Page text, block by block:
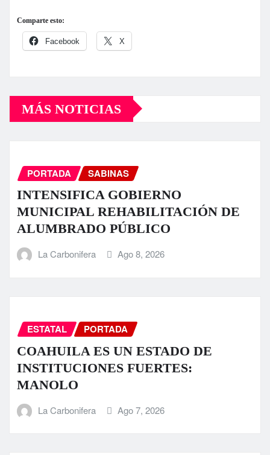
Comparte esto:
Facebook X
MÁS NOTICIAS
PORTADA SABINAS
INTENSIFICA GOBIERNO
MUNICIPAL REHABILITACIÓN DE
ALUMBRADO PÚBLICO
La Carbonifera Ago 8, 2026
ESTATAL PORTADA
COAHUILA ES UN ESTADO DE
INSTITUCIONES FUERTES:
MANOLO
La Carbonifera Ago 7, 2026